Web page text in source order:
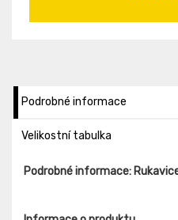
Podrobné informace
Velikostní tabulka
Podrobné informace: